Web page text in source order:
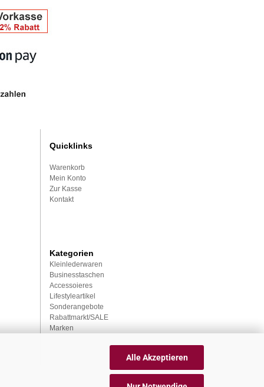
Alle Akzeptieren
Quicklinks
Warenkorb
Mein Konto
Zur Kasse
Kontakt
Kategorien
Kleinlederwaren
Businesstaschen
Accessoieres
Lifestyleartikel
Sonderangebote
Rabattmarkt/SALE
Marken